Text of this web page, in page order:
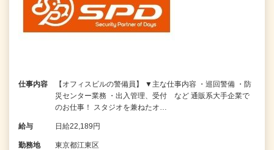
仕事内容
【オフィスビルの警備員】 ▼主な仕事内容 ・巡回警備 ・防
災センター業務 ・出入管理、受付 など 通販系大手企業で
のお仕事！ スタジオを兼ねたオ…
給与 日給22,189円
勤務地 東京都江東区